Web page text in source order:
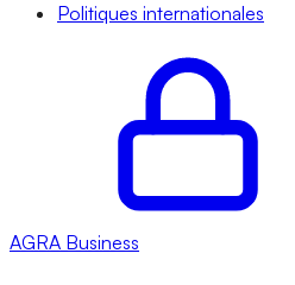
Politiques internationales
AGRA Business